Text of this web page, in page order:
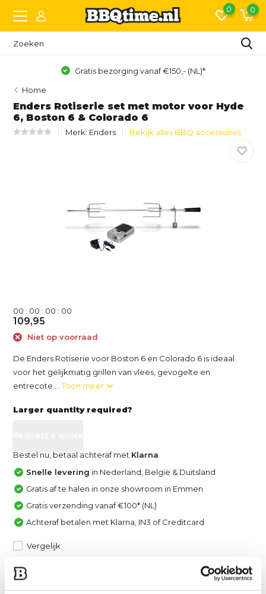
0 0
Gratis bezorging vanaf €150,- (NL)*
Home
Enders Rotiserie set met motor voor Hyde
6, Boston 6 & Colorado 6
Merk: Enders Bekijk alles BBQ accessoires
00 : 00 : 00 : 00
109,95
Niet op voorraad
De Enders Rotiserie voor Boston 6 en Colorado 6 is ideaal
voor het gelijkmatig grillen van vlees, gevogelte en
entrecote....Toon meer
Larger quantity required?
Bestel nu, betaal achteraf met Klarna
Snelle levering in Nederland, België & Duitsland
Gratis af te halen in onze showroom in Emmen
Gratis verzending vanaf €100* (NL)
Achteraf betalen met Klarna, IN3 of Creditcard
Vergelijk
Heb je een vraag over dit product?